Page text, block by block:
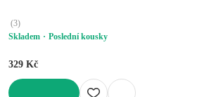
(3)
Skladem
Poslední kousky
329 Kč